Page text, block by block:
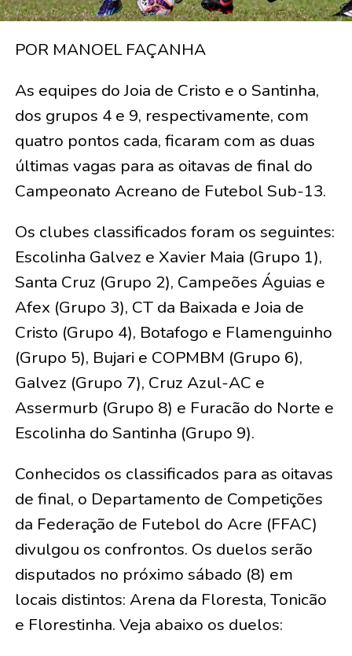
POR MANOEL FAÇANHA
As equipes do Joia de Cristo e o Santinha,
dos grupos 4 e 9, respectivamente, com
quatro pontos cada, ficaram com as duas
últimas vagas para as oitavas de final do
Campeonato Acreano de Futebol Sub-13.
Os clubes classificados foram os seguintes:
Escolinha Galvez e Xavier Maia (Grupo 1),
Santa Cruz (Grupo 2), Campeões Águias e
Afex (Grupo 3), CT da Baixada e Joia de
Cristo (Grupo 4), Botafogo e Flamenguinho
(Grupo 5), Bujari e COPMBM (Grupo 6),
Galvez (Grupo 7), Cruz Azul-AC e
Assermurb (Grupo 8) e Furacão do Norte e
Escolinha do Santinha (Grupo 9).
Conhecidos os classificados para as oitavas
de final, o Departamento de Competições
da Federação de Futebol do Acre (FFAC)
divulgou os confrontos. Os duelos serão
disputados no próximo sábado (8) em
locais distintos: Arena da Floresta, Tonicão
e Florestinha. Veja abaixo os duelos: